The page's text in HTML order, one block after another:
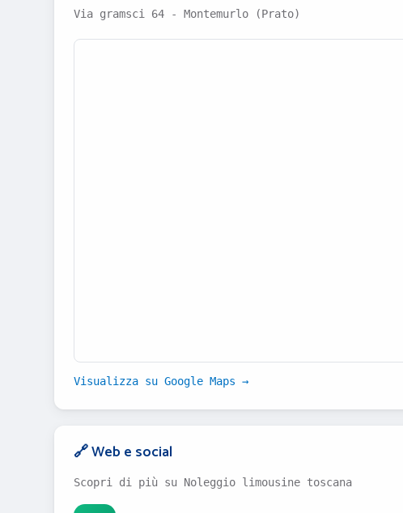
Via gramsci 64 - Montemurlo (Prato)
Visualizza su Google Maps →
🔗 Web e social
Scopri di più su Noleggio limousine toscana